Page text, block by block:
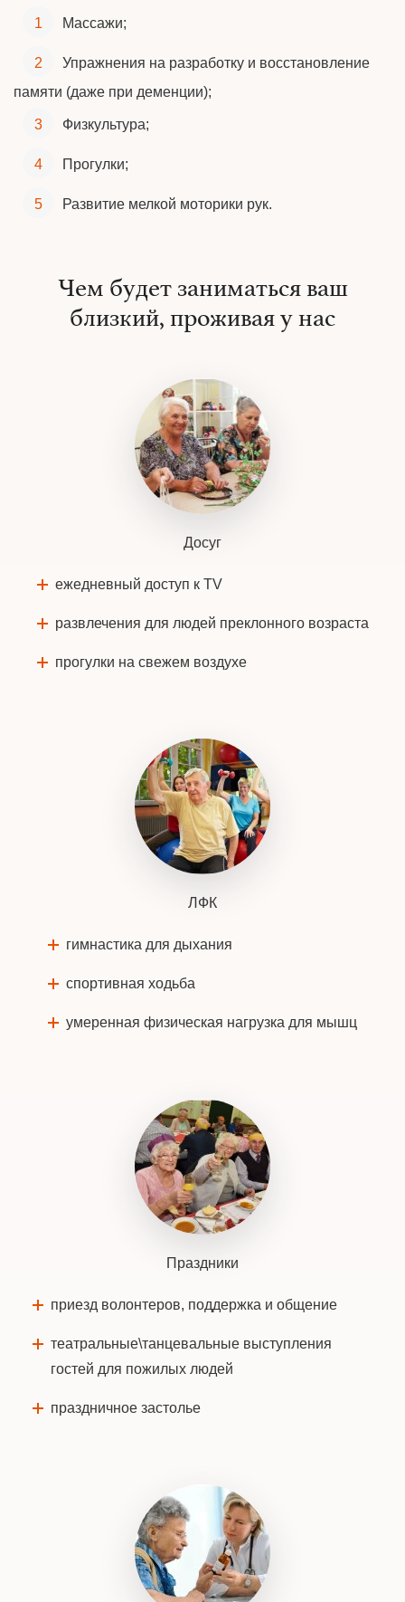
Массажи;
Упражнения на разработку и восстановление
памяти (даже при деменции);
Физкультура;
Прогулки;
Развитие мелкой моторики рук.
Чем будет заниматься ваш
близкий, проживая у нас
Досуг
ежедневный доступ к TV
развлечения для людей преклонного возраста
прогулки на свежем воздухе
ЛФК
гимнастика для дыхания
спортивная ходьба
умеренная физическая нагрузка для мышц
Праздники
приезд волонтеров, поддержка и общение
театральные\танцевальные выступления
гостей для пожилых людей
праздничное застолье